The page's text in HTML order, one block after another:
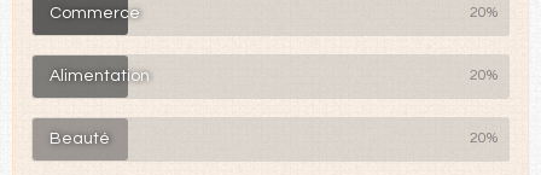
Commerce 20%
Alimentation 20%
Beauté 20%